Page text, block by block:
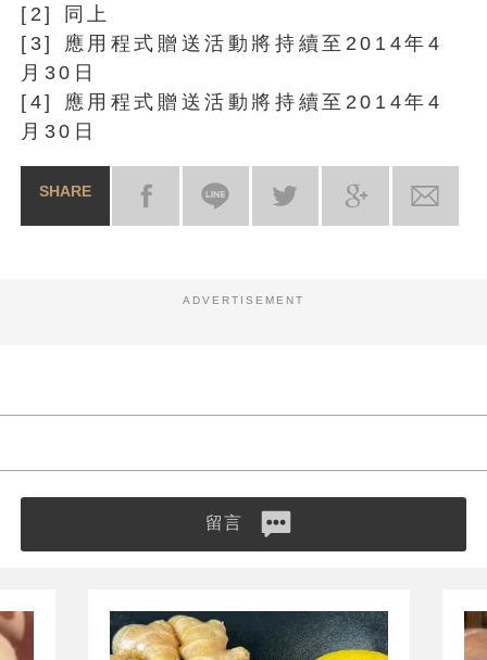
[2] 同上
[3] 應用程式贈送活動將持續至2014年4
月30日
[4] 應用程式贈送活動將持續至2014年4
月30日
SHARE
ADVERTISEMENT
留言